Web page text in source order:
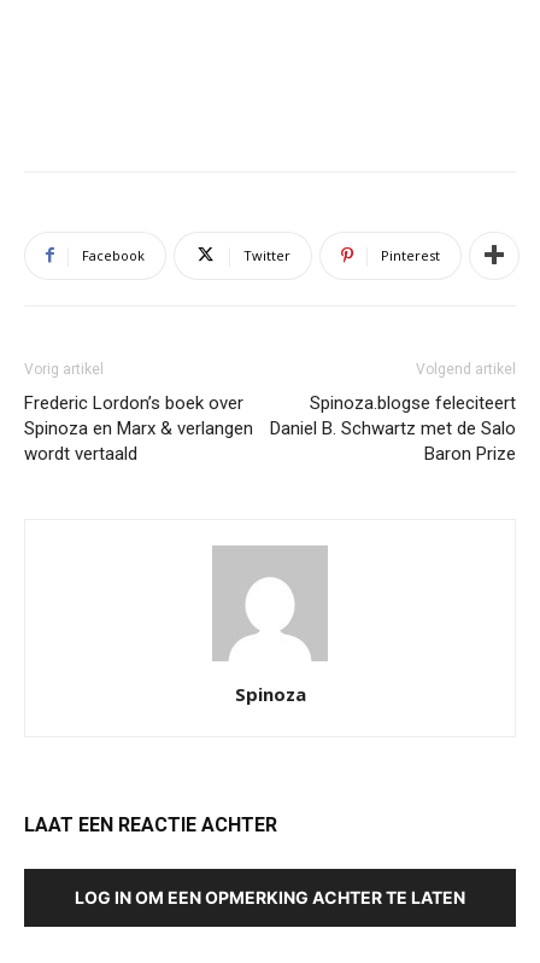
Facebook Twitter Pinterest
Vorig artikel
Frederic Lordon’s boek over
Spinoza en Marx & verlangen
wordt vertaald
Volgend artikel
Spinoza.blogse feleciteert
Daniel B. Schwartz met de Salo
Baron Prize
Spinoza
LAAT EEN REACTIE ACHTER
LOG IN OM EEN OPMERKING ACHTER TE LATEN